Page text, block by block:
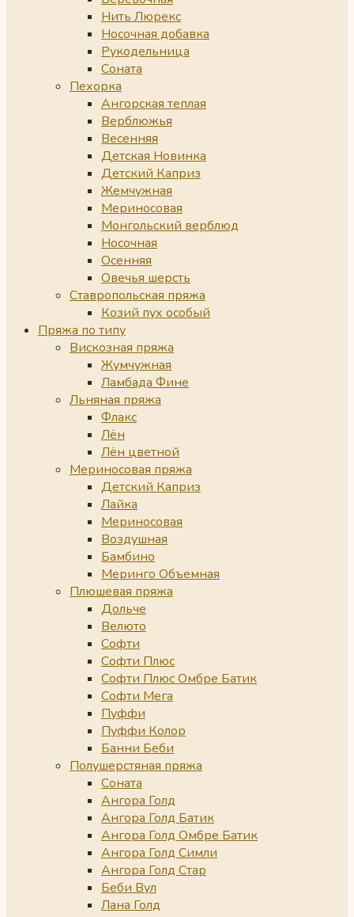
Нить Люрекс
Носочная добавка
Рукодельница
Соната
Пехорка
Ангорская теплая
Верблюжья
Весенняя
Детская Новинка
Детский Каприз
Жемчужная
Мериносовая
Монгольский верблюд
Носочная
Осенняя
Овечья шерсть
Ставропольская пряжа
Козий пух особый
Пряжа по типу
Вискозная пряжа
Жумчужная
Ламбада Фине
Льняная пряжа
Флакс
Лён
Лён цветной
Мериносовая пряжа
Детский Каприз
Лайка
Мериносовая
Воздушная
Бамбино
Меринго Объемная
Плюшевая пряжа
Дольче
Велюто
Софти
Софти Плюс
Софти Плюс Омбре Батик
Софти Мега
Пуффи
Пуффи Колор
Банни Беби
Полушерстяная пряжа
Соната
Ангора Голд
Ангора Голд Батик
Ангора Голд Омбре Батик
Ангора Голд Симли
Ангора Голд Стар
Беби Вул
Лана Голд